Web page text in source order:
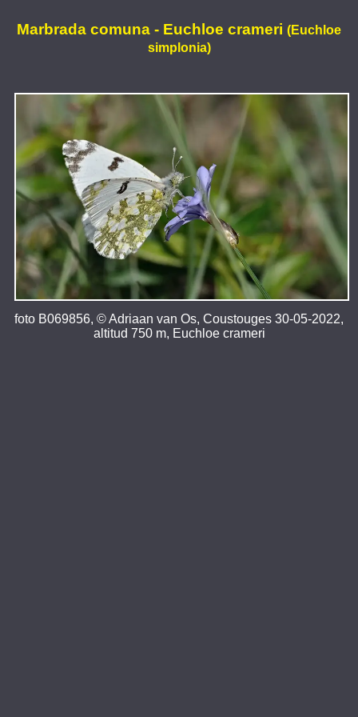
Marbrada comuna - Euchloe crameri (Euchloe
simplonia)
foto B069856, © Adriaan van Os, Coustouges 30-05-2022,
altitud 750 m, Euchloe crameri